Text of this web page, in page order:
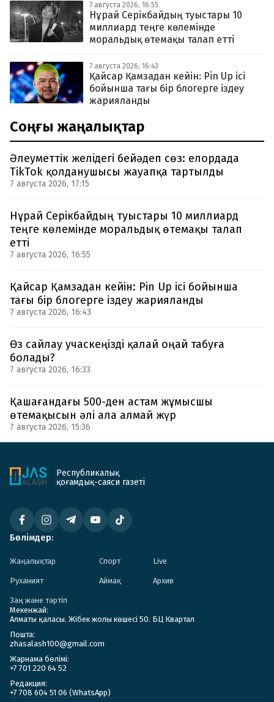
7 августа 2026, 16:55
Нұрай Серікбайдың туыстары 10
миллиард теңге көлемінде
моральдық өтемақы талап етті
7 августа 2026, 16:43
Қайсар Қамзадан кейін: Pin Up ісі
бойынша тағы бір блогерге іздеу
жарияланды
Соңғы жаңалықтар
Әлеуметтік желідегі бейәдеп сөз: елордада
TikTok қолданушысы жауапқа тартылды
7 августа 2026, 17:15
Нұрай Серікбайдың туыстары 10 миллиард
теңге көлемінде моральдық өтемақы талап
етті
7 августа 2026, 16:55
Қайсар Қамзадан кейін: Pin Up ісі бойынша
тағы бір блогерге іздеу жарияланды
7 августа 2026, 16:43
Өз сайлау учаскеңізді қалай оңай табуға
болады?
7 августа 2026, 16:33
Қашағандағы 500-ден астам жұмысшы
өтемақысын әлі ала алмай жүр
7 августа 2026, 15:36
Республикалық
қоғамдық-саяси газеті
Бөлімдер:
Жаңалықтар Спорт Live
Руханият Аймақ Архив
Заң және тәртіп
Мекенжай:
Алматы қаласы. Жібек жолы көшесі 50. БЦ Квартал
Пошта:
zhasalash100@gmail.com
Жарнама бөлімі:
+7 701 220 64 52
Редакция:
+7 708 604 51 06 (WhatsApp)